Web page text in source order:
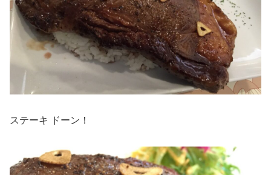
ステーキ ドーン！